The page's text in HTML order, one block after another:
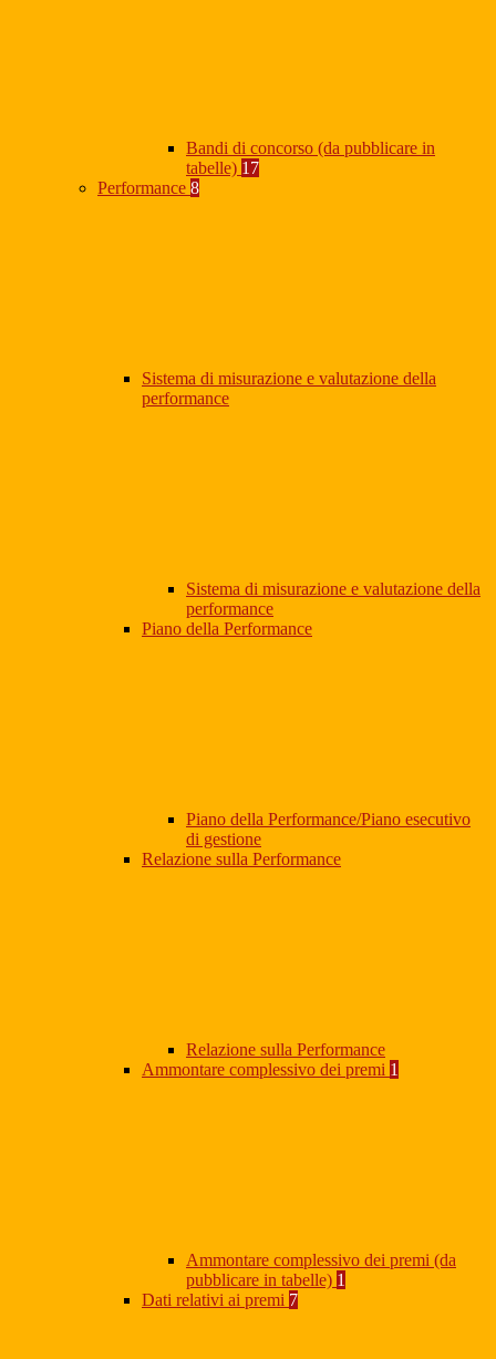
Bandi di concorso (da pubblicare in
tabelle) 17
Performance 8
Sistema di misurazione e valutazione della
performance
Sistema di misurazione e valutazione della
performance
Piano della Performance
Piano della Performance/Piano esecutivo
di gestione
Relazione sulla Performance
Relazione sulla Performance
Ammontare complessivo dei premi 1
Ammontare complessivo dei premi (da
pubblicare in tabelle) 1
Dati relativi ai premi 7